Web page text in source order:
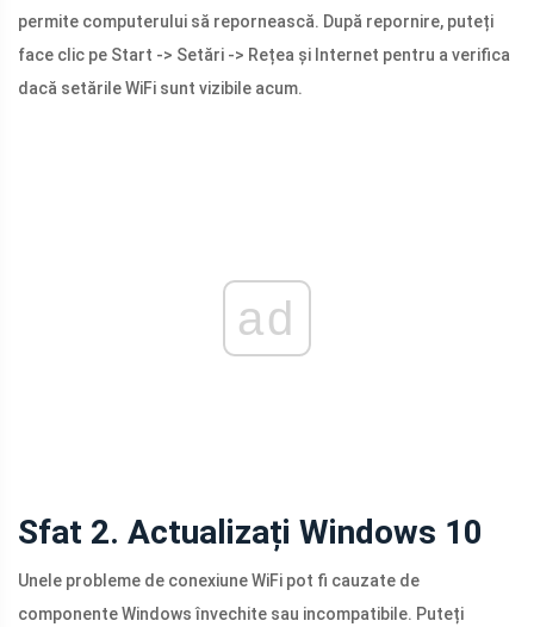
permite computerului să repornească. După repornire, puteți
face clic pe Start -> Setări -> Rețea și Internet pentru a verifica
dacă setările WiFi sunt vizibile acum.
ad
Sfat 2. Actualizați Windows 10
Unele probleme de conexiune WiFi pot fi cauzate de
componente Windows învechite sau incompatibile. Puteți